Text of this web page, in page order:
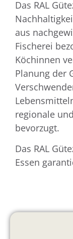
Das RAL
aus
Fischerei
Köchinnen
Planung der
regionale
bevorzugt.
Das RAL
Essen